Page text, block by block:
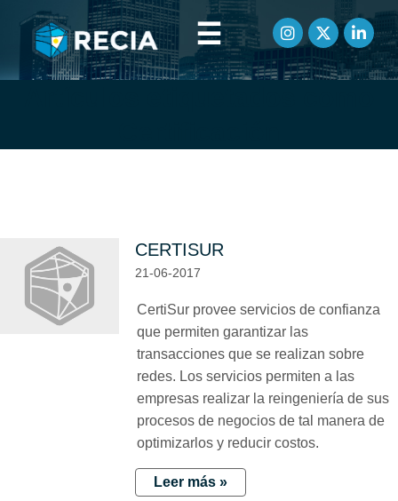
☰
CERTISUR
21-06-2017
CertiSur provee servicios de confianza
que permiten garantizar las
transacciones que se realizan sobre
redes. Los servicios permiten a las
empresas realizar la reingeniería de sus
procesos de negocios de tal manera de
optimizarlos y reducir costos.
Leer más »